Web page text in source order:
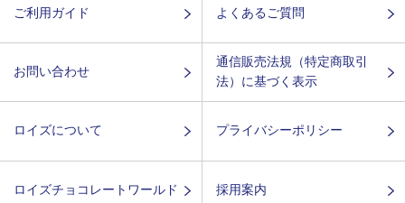
ご利用ガイド よくあるご質問
お問い合わせ
通信販売法規（特定商取引
法）に基づく表示
ロイズについて プライバシーポリシー
ロイズチョコレートワールド 採用案内